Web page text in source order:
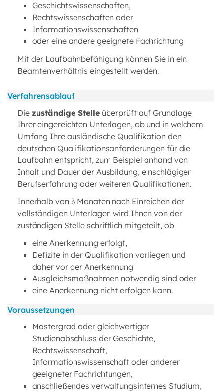
Geschichtswissenschaften,
Rechtswissenschaften oder
Informationswissenschaften
oder eine andere geeignete Fachrichtung
Mit der Laufbahnbefähigung können Sie in ein
Beamtenverhältnis eingestellt werden.
Verfahrensablauf
Die zuständige Stelle überprüft auf Grundlage
Ihrer eingereichten Unterlagen, ob und in welchem
Umfang Ihre ausländische Qualifikation den
deutschen Qualifikationsanforderungen für die
Laufbahn entspricht, zum Beispiel anhand von
Inhalt und Dauer der Ausbildung, einschlägiger
Berufserfahrung oder weiteren Qualifikationen.
Innerhalb von 3 Monaten nach Einreichen der
vollständigen Unterlagen wird Ihnen von der
zuständigen Stelle schriftlich mitgeteilt, ob
eine Anerkennung erfolgt,
Defizite in der Qualifikation vorliegen und
daher vor der Anerkennung
Ausgleichsmaßnahmen notwendig sind oder
eine Anerkennung nicht erfolgen kann.
Voraussetzungen
Mastergrad oder gleichwertiger
Studienabschluss der Geschichte,
Rechtswissenschaft,
Informationswissenschaft oder anderer
geeigneter Fachrichtungen,
anschließendes verwaltungsinternes Studium,